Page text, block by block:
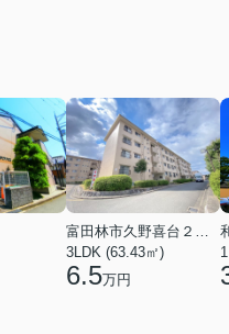
富田林市久野喜台２丁目
3LDK (63.43㎡)
6.5万円